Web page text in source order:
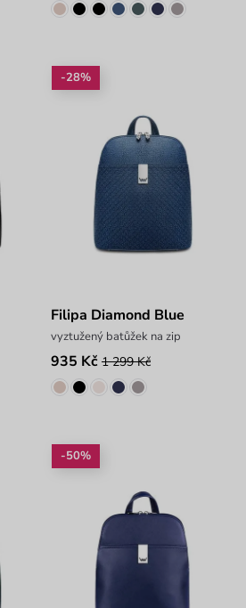
-28%
Filipa Diamond Blue
vyztužený batůžek na zip
935 Kč 1 299 Kč
-50%